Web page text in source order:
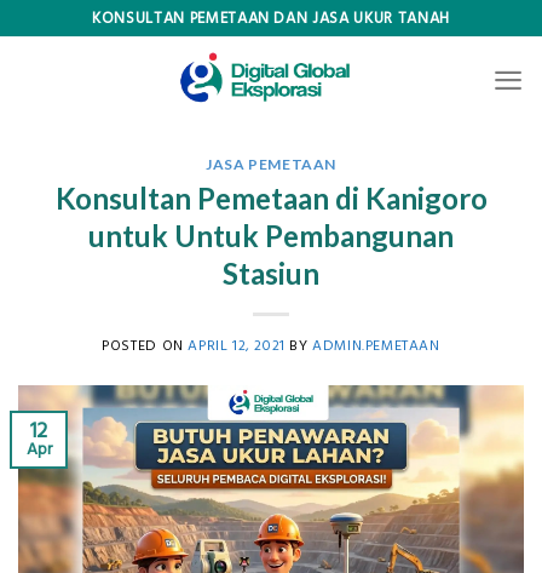
KONSULTAN PEMETAAN DAN JASA UKUR TANAH
JASA PEMETAAN
Konsultan Pemetaan di Kanigoro
untuk Untuk Pembangunan
Stasiun
POSTED ONAPRIL 12, 2021 BYADMIN.PEMETAAN
12
Apr